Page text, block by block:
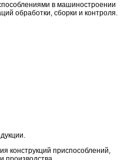
в машиностроении
обработки, сборки и контроля.
конструкций приспособлений,